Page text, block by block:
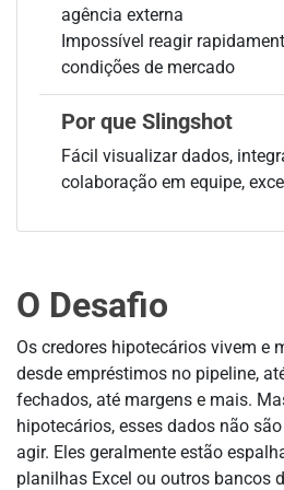
agência externa
Impossível reagir
condições de mercado
Por que Slingshot
Fácil visualizar dados,
colaboração em equipe,
O Desafio
Os credores hipotecários vivem e
desde empréstimos no pipeline,
fechados, até margens e mais.
hipotecários, esses dados não
agir. Eles geralmente estão
planilhas Excel ou outros bancos